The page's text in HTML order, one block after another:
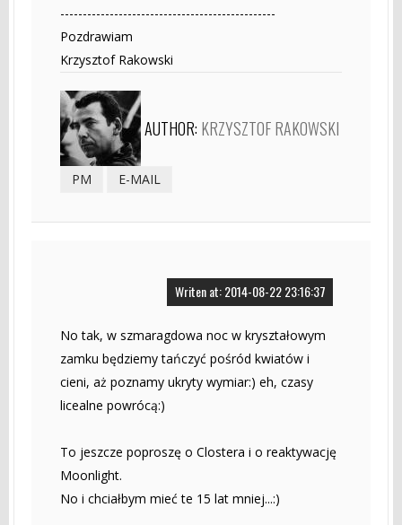
------------------------------------------------
Pozdrawiam
Krzysztof Rakowski
AUTHOR: KRZYSZTOF RAKOWSKI
PM E-MAIL
Writen at: 2014-08-22 23:16:37
No tak, w szmaragdowa noc w kryształowym
zamku będziemy tańczyć pośród kwiatów i
cieni, aż poznamy ukryty wymiar:) eh, czasy
licealne powrócą:)
To jeszcze poproszę o Clostera i o reaktywację
Moonlight.
No i chciałbym mieć te 15 lat mniej...:)